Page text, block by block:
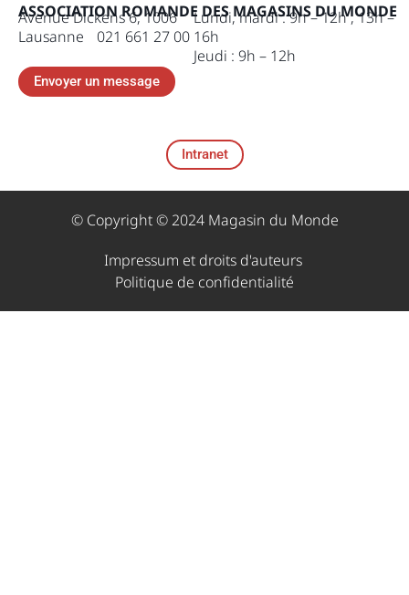
ASSOCIATION ROMANDE DES MAGASINS DU MONDE
Avenue Dickens 6, 1006
Lausanne 021 661 27 00
Lundi, mardi : 9h – 12h , 13h –
16h
Jeudi : 9h – 12h
Envoyer un message
Intranet
© Copyright © 2024 Magasin du Monde
Impressum et droits d'auteurs ​
Politique de confidentialité​